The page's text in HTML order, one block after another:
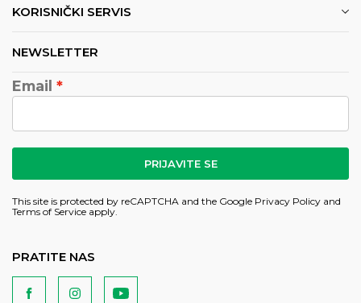
KORISNIČKI SERVIS
NEWSLETTER
Email
PRIJAVITE SE
This site is protected by reCAPTCHA and the Google Privacy Policy and
Terms of Service apply.
PRATITE NAS